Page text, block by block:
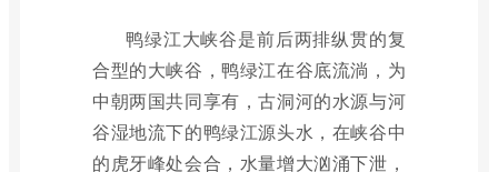
鸭绿江大峡谷是前后两排纵贯的复
合型的大峡谷，鸭绿江在谷底流淌，为
中朝两国共同享有，古洞河的水源与河
谷湿地流下的鸭绿江源头水，在峡谷中
的虎牙峰处会合，水量增大汹涌下泄，